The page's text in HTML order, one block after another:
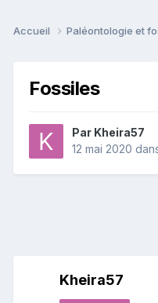
Accueil Paléontologie et
Fossiles
Par Kheira57
12 mai 2020
Kheira57